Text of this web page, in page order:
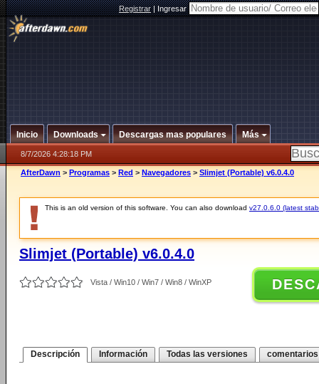
Registrar|Ingresar
Inicio Downloads Descargas mas populares Más
8/7/2026 4:28:18 PM
AfterDawn > Programas > Red > Navegadores > Slimjet (Portable) v6.0.4.0
This is an old version of this software. You can also download v27.0.6.0 (latest
Slimjet (Portable) v6.0.4.0
Vista / Win10 / Win7 / Win8 / WinXP
Descripción Información Todas las versiones comentarios